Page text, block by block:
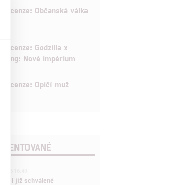
Recenze: Občanská válka
Recenze: Godzilla x
Kong: Nové impérium
Recenze: Opičí muž
již schválené